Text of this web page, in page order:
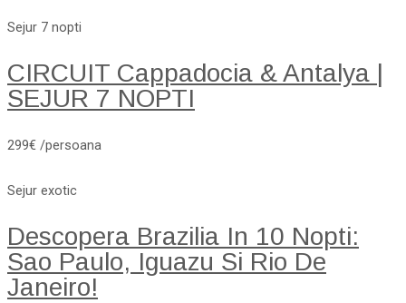
Sejur 7 nopti
CIRCUIT Cappadocia & Antalya |
SEJUR 7 NOPTI
299€ /persoana
Sejur exotic
Descopera Brazilia In 10 Nopti:
Sao Paulo, Iguazu Si Rio De
Janeiro!